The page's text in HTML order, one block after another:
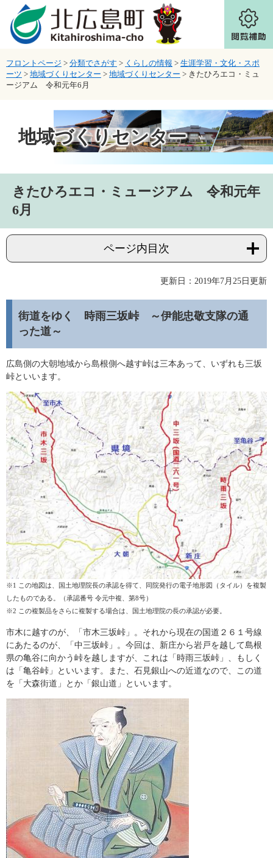
ページの先頭です。
メニューを飛ばして本文へ
フロントページ > 分類でさがす > くらしの情報 > 生涯学習・文化・スポ
ーツ > 地域づくりセンター > 地域づくりセンター > きたひろエコ・ミュ
ージアム 令和元年6月
地域づくりセンター
きたひろエコ・ミュージアム 令和元年
6月
ページ内目次
更新日：2019年7月25日更新
街道をゆく 時雨三坂峠 ～伊能忠敬支隊の通
った道～
広島側の大朝地域から島根側へ越す峠は三本あって、いずれも三坂
峠といいます。
※1 この地図は、国土地理院長の承認を得て、同院発行の電子地形図（タイル）を複製
したものである。（承認番号 令元中複、第8号）
※2 この複製品をさらに複製する場合は、国土地理院の長の承認が必要。
市木に越すのが、「市木三坂峠」。 それから現在の国道２６１号線
にあたるのが、「中三坂峠」。今回は、新庄から岩戸を越して島根
県の亀谷に向かう峠を越しますが、これは「時雨三坂峠」、もしく
は「亀谷峠」といいます。また、石見銀山への近道なので、この道
を「大森街道」とか「銀山道」といいます。